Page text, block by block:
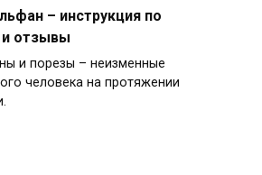
– инструкция по
отзывы
и порезы – неизменные
человека на протяжении